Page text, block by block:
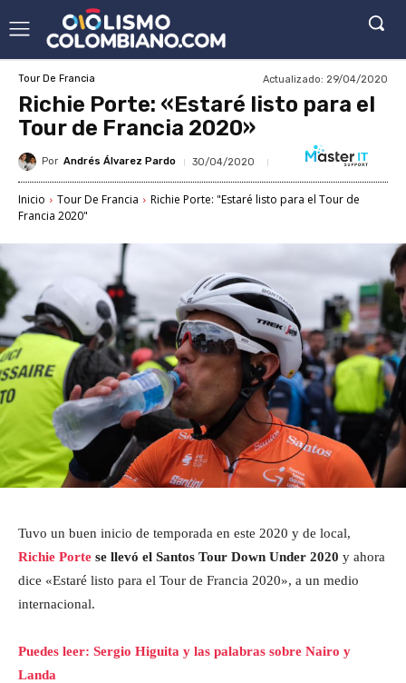
Tour De Francia Actualizado: 29/04/2020
Richie Porte: «Estaré listo para el
Tour de Francia 2020»
Por Andrés Álvarez Pardo 30/04/2020
Inicio Tour De Francia
Richie Porte: "Estaré listo para el Tour de
Francia 2020"
Tuvo un buen inicio de temporada en este 2020 y de local,
Richie Porte se llevó el Santos Tour Down Under 2020 y ahora
dice «Estaré listo para el Tour de Francia 2020», a un medio
internacional.
Puedes leer: Sergio Higuita y las palabras sobre Nairo y
Landa